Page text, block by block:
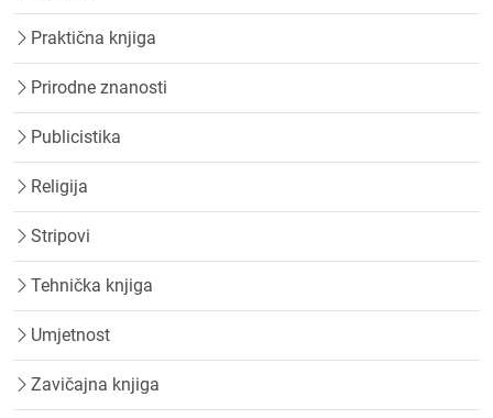
Praktična knjiga
Prirodne znanosti
Publicistika
Religija
Stripovi
Tehnička knjiga
Umjetnost
Zavičajna knjiga